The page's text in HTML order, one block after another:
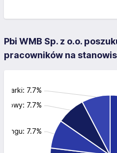
Pbi WMB Sp. z o.o.
pracowników na
7.7%
7.7%
7.7%